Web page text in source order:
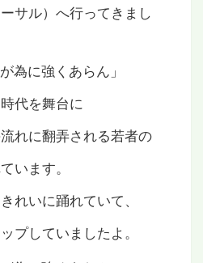
サル）へ行ってきまし
代を舞台に
れに翻弄される若者の
います。
れいに踊れていて、
プしていましたよ。